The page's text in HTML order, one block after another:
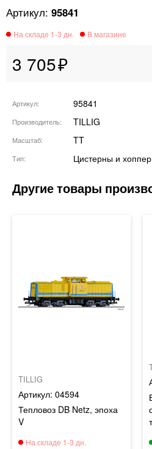
95841
3 705
Артикул 95841
Производитель TILLIG
Масштаб TT
Тип Цистерны и
TILLIG
04594
Тепловоз DB Netz, эпоха
V